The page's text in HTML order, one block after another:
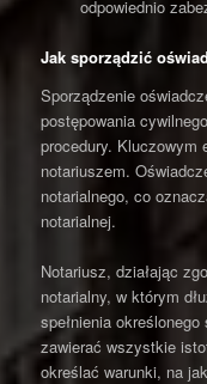
odpowiednio
Jak sporządzić
Sporządzenie
postępowania
procedury. Kluczowym
notariuszem.
notarialnego, co
notarialnej.
Notariusz, działając
notarialny, w którym
spełnienia
zawierać wszystkie
określać warunki, na